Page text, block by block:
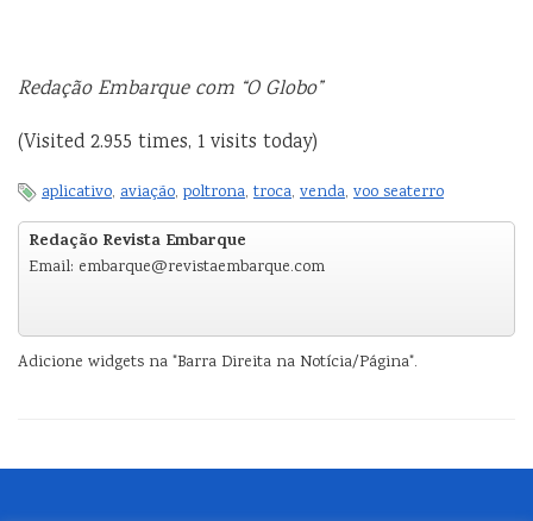
Redação Embarque com “O Globo”
(Visited 2.955 times, 1 visits today)
aplicativo, aviação, poltrona, troca, venda, voo seaterro
Redação Revista Embarque
Email: embarque@revistaembarque.com
Adicione widgets na "Barra Direita na Notícia/Página".